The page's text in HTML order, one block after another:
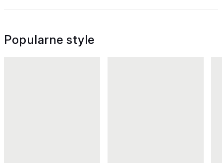
Popularne style